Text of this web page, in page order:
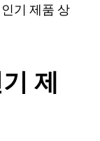
기 제품 상
제